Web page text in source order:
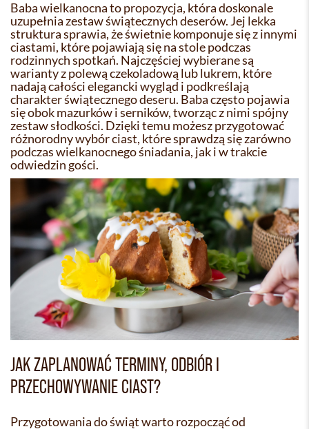
Baba wielkanocna to propozycja, która doskonale
uzupełnia zestaw świątecznych deserów. Jej lekka
struktura sprawia, że świetnie komponuje się z innymi
ciastami, które pojawiają się na stole podczas
rodzinnych spotkań. Najczęściej wybierane są
warianty z polewą czekoladową lub lukrem, które
nadają całości elegancki wygląd i podkreślają
charakter świątecznego deseru. Baba często pojawia
się obok mazurków i serników, tworząc z nimi spójny
zestaw słodkości. Dzięki temu możesz przygotować
różnorodny wybór ciast, które sprawdzą się zarówno
podczas wielkanocnego śniadania, jak i w trakcie
odwiedzin gości.
JAK ZAPLANOWAĆ TERMINY, ODBIÓR I
PRZECHOWYWANIE CIAST?
Przygotowania do świąt warto rozpocząć od